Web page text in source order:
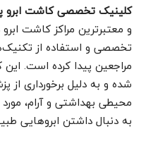
کلینیک تخصصی کاشت ابرو
و معتبرترین مراکز کاشت
تخصصی و استفاده از
مراجعین پیدا کرده است.
شده و به دلیل برخورداری
محیطی بهداشتی و آرام،
به دنبال داشتن ابروهایی